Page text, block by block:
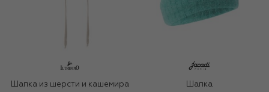
Шапка из шерсти и кашемира
Шапка